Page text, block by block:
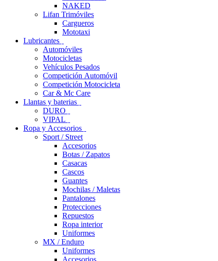
NAKED
Lifan Trimóviles
Cargueros
Mototaxi
Lubricantes
Automóviles
Motocicletas
Vehículos Pesados
Competición Automóvil
Competición Motocicleta
Car & Mc Care
Llantas y baterias
DURO
VIPAL
Ropa y Accesorios
Sport / Street
Accesorios
Botas / Zapatos
Casacas
Cascos
Guantes
Mochilas / Maletas
Pantalones
Protecciones
Repuestos
Ropa interior
Uniformes
MX / Enduro
Uniformes
Accesorios